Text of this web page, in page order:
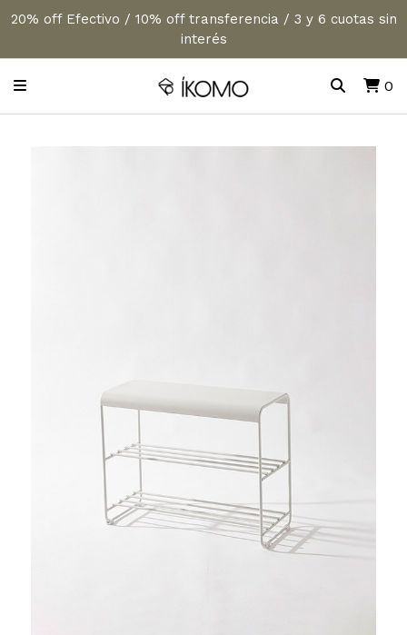
20% off Efectivo / 10% off transferencia / 3 y 6 cuotas sin
interés
0